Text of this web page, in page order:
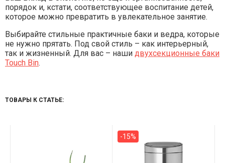
порядок и, кстати, соответствующее воспитание детей,
которое можно превратить в увлекательное занятие.
Выбирайте стильные практичные баки и ведра, которые
не нужно прятать. Под свой стиль – как интерьерный,
так и жизненный. Для вас – наши двухсекционные баки
Touch Bin.
ТОВАРЫ К СТАТЬЕ:
-15%